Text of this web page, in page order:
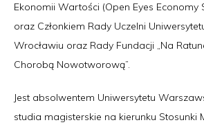
Ekonomii Wartości (Open Eyes Economy
oraz Członkiem Rady Uczelni
Wrocławiu oraz Rady Fundacji „Na
Chorobą Nowotworową”.
Jest absolwentem Uniwersytetu
studia magisterskie na kierunku Stosunki